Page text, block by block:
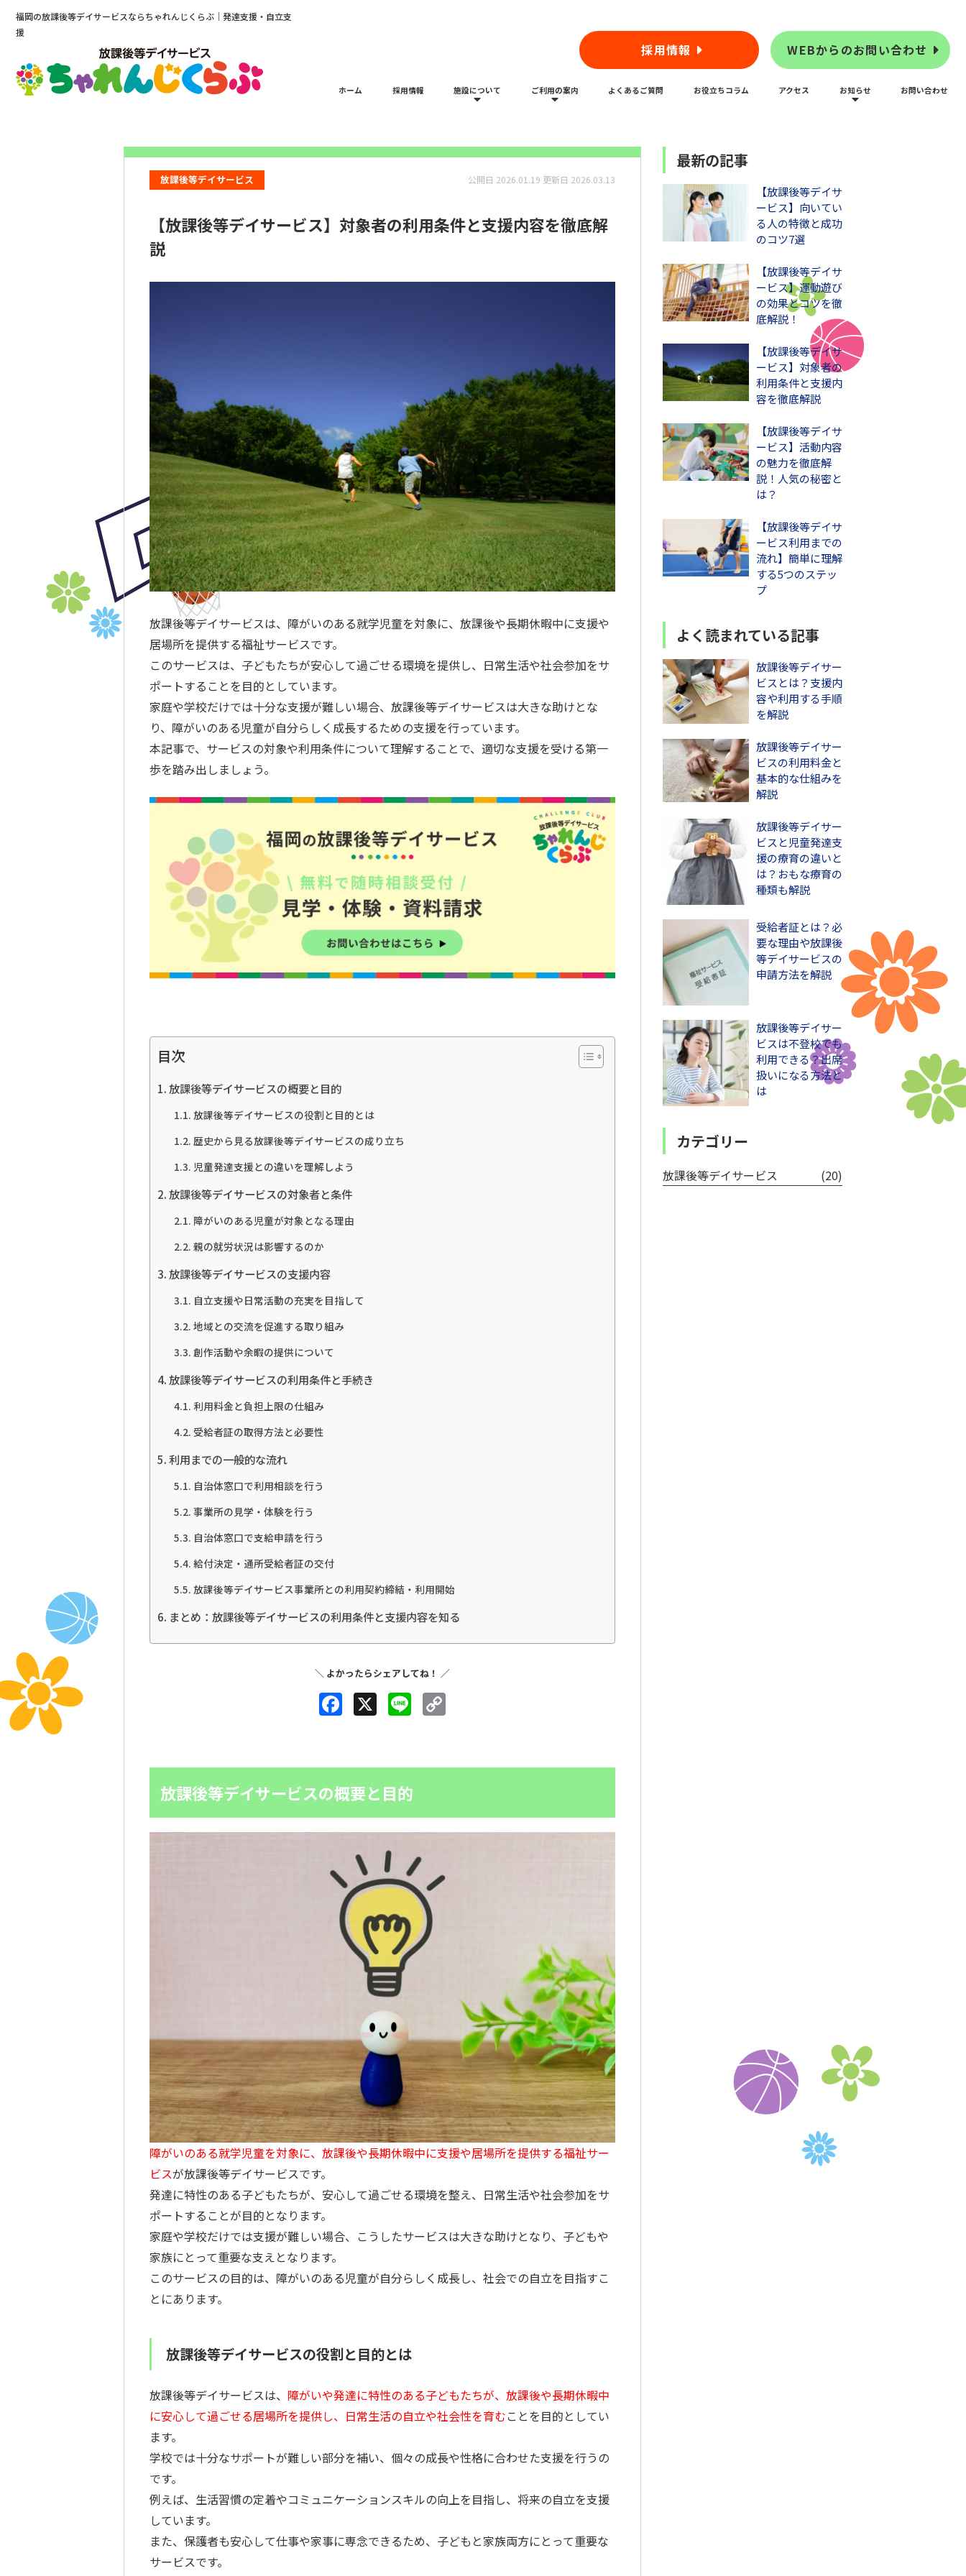
福岡の放課後等デイサービスならちゃれんじくらぶ｜発達支援・自立支
援
採用情報 WEBからのお問い合わせ
ホーム 採用情報 施設について ご利用の案内 よくあるご質問 お役立ちコラム アクセス お知らせ お問い合わせ
【放課後等デイサービス】対象者の利用条件と支援内容を徹底解説
放課後等デイサービス 公開日 2026.01.19 更新日 2026.03.13
【放課後等デイサービス】対象者の利用条件と支援内容を徹底解
説
放課後等デイサービスは、障がいのある就学児童を対象に、放課後や長期休暇中に支援や
居場所を提供する福祉サービスです。
このサービスは、子どもたちが安心して過ごせる環境を提供し、日常生活や社会参加をサ
ポートすることを目的としています。
家庭や学校だけでは十分な支援が難しい場合、放課後等デイサービスは大きな助けとな
り、障がいのある児童が自分らしく成長するための支援を行っています。
本記事で、サービスの対象や利用条件について理解することで、適切な支援を受ける第一
歩を踏み出しましょう。
目次
放課後等デイサービスの概要と目的
放課後等デイサービスの役割と目的とは
歴史から見る放課後等デイサービスの成り立ち
児童発達支援との違いを理解しよう
放課後等デイサービスの対象者と条件
障がいのある児童が対象となる理由
親の就労状況は影響するのか
放課後等デイサービスの支援内容
自立支援や日常活動の充実を目指して
地域との交流を促進する取り組み
創作活動や余暇の提供について
放課後等デイサービスの利用条件と手続き
利用料金と負担上限の仕組み
受給者証の取得方法と必要性
利用までの一般的な流れ
自治体窓口で利用相談を行う
事業所の見学・体験を行う
自治体窓口で支給申請を行う
給付決定・通所受給者証の交付
放課後等デイサービス事業所との利用契約締結・利用開始
まとめ：放課後等デイサービスの利用条件と支援内容を知る
Facebook
X Line
放課後等デイサービスの概要と目的
障がいのある就学児童を対象に、放課後や長期休暇中に支援や居場所を提供する福祉サー
ビスが放課後等デイサービスです。
発達に特性のある子どもたちが、安心して過ごせる環境を整え、日常生活や社会参加をサ
ポートすることが目的となります。
家庭や学校だけでは支援が難しい場合、こうしたサービスは大きな助けとなり、子どもや
家族にとって重要な支えとなります。
このサービスの目的は、障がいのある児童が自分らしく成長し、社会での自立を目指すこ
とにあります。
放課後等デイサービスの役割と目的とは
放課後等デイサービスは、 障がいや発達に特性のある子どもたちが、放課後や長期休暇中
に安心して過ごせる居場所を提供し、日常生活の自立や社会性を育むことを目的としてい
ます。
学校では十分なサポートが難しい部分を補い、個々の成長や性格に合わせた支援を行うの
です。
例えば、生活習慣の定着やコミュニケーションスキルの向上を目指し、将来の自立を支援
しています。
また、保護者も安心して仕事や家事に専念できるため、子どもと家族両方にとって重要な
サービスです。
最新の記事
【放課後等デイサ
ービス】向いてい
る人の特徴と成功
のコツ7選
【放課後等デイサ
ービス】運動遊び
の効果とコツを徹
底解説！
【放課後等デイサ
ービス】対象者の
利用条件と支援内
容を徹底解説
【放課後等デイサ
ービス】活動内容
の魅力を徹底解
説！人気の秘密と
は？
【放課後等デイサ
ービス利用までの
流れ】簡単に理解
する5つのステッ
プ
よく読まれている記事
放課後等デイサー
ビスとは？支援内
容や利用する手順
を解説
放課後等デイサー
ビスの利用料金と
基本的な仕組みを
解説
放課後等デイサー
ビスと児童発達支
援の療育の違いと
は？おもな療育の
種類も解説
受給者証とは？必
要な理由や放課後
等デイサービスの
申請方法を解説
放課後等デイサー
ビスは不登校でも
利用できる？出席
扱いになる方法と
は
カテゴリー
放課後等デイサービス (20)